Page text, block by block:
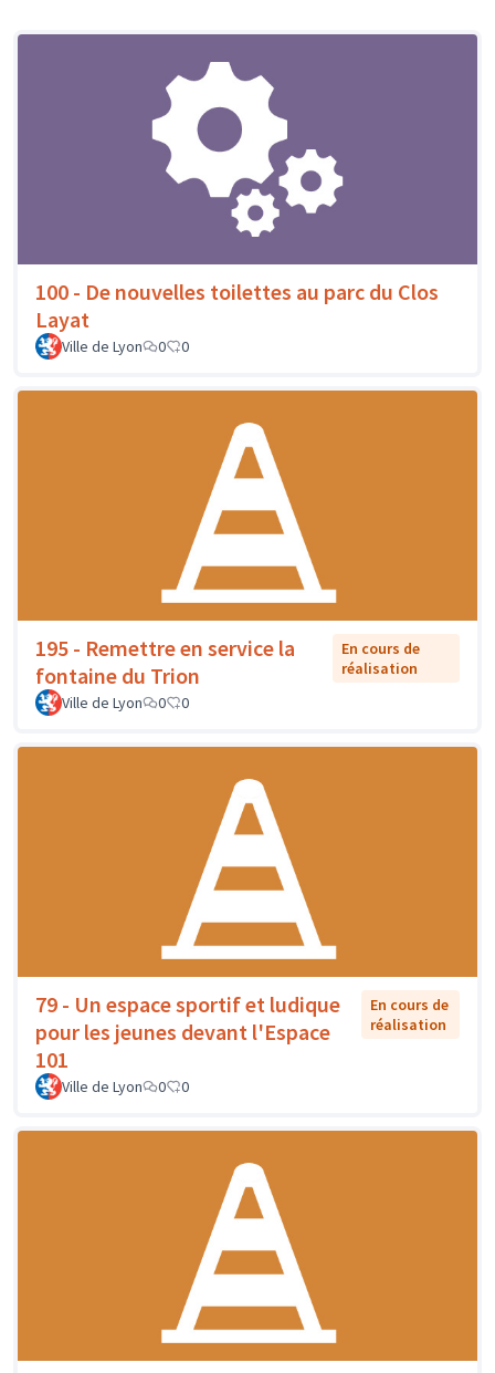
100 - De nouvelles toilettes au parc du Clos
Layat
Ville de Lyon 0 0
195 - Remettre en service la
fontaine du Trion
En cours de
réalisation
Ville de Lyon
0 0
79 - Un espace sportif et ludique
pour les jeunes devant l'Espace
101
En cours de
réalisation
Ville de Lyon 0 0